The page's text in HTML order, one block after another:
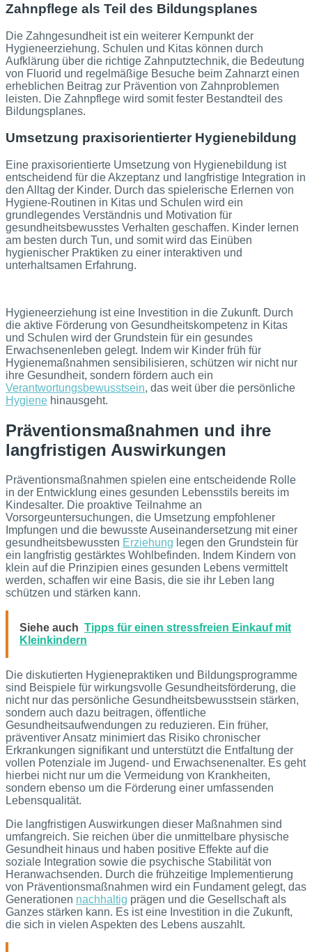
Zahnpflege als Teil des Bildungsplanes
Die Zahngesundheit ist ein weiterer Kernpunkt der
Hygieneerziehung. Schulen und Kitas können durch
Aufklärung über die richtige Zahnputztechnik, die Bedeutung
von Fluorid und regelmäßige Besuche beim Zahnarzt einen
erheblichen Beitrag zur Prävention von Zahnproblemen
leisten. Die Zahnpflege wird somit fester Bestandteil des
Bildungsplanes.
Umsetzung praxisorientierter Hygienebildung
Eine praxisorientierte Umsetzung von Hygienebildung ist
entscheidend für die Akzeptanz und langfristige Integration in
den Alltag der Kinder. Durch das spielerische Erlernen von
Hygiene-Routinen in Kitas und Schulen wird ein
grundlegendes Verständnis und Motivation für
gesundheitsbewusstes Verhalten geschaffen. Kinder lernen
am besten durch Tun, und somit wird das Einüben
hygienischer Praktiken zu einer interaktiven und
unterhaltsamen Erfahrung.
Hygieneerziehung ist eine Investition in die Zukunft. Durch
die aktive Förderung von Gesundheitskompetenz in Kitas
und Schulen wird der Grundstein für ein gesundes
Erwachsenenleben gelegt. Indem wir Kinder früh für
Hygienemaßnahmen sensibilisieren, schützen wir nicht nur
ihre Gesundheit, sondern fördern auch ein
Verantwortungsbewusstsein, das weit über die persönliche
Hygiene hinausgeht.
Präventionsmaßnahmen und ihre
langfristigen Auswirkungen
Präventionsmaßnahmen spielen eine entscheidende Rolle
in der Entwicklung eines gesunden Lebensstils bereits im
Kindesalter. Die proaktive Teilnahme an
Vorsorgeuntersuchungen, die Umsetzung empfohlener
Impfungen und die bewusste Auseinandersetzung mit einer
gesundheitsbewussten Erziehung legen den Grundstein für
ein langfristig gestärktes Wohlbefinden. Indem Kindern von
klein auf die Prinzipien eines gesunden Lebens vermittelt
werden, schaffen wir eine Basis, die sie ihr Leben lang
schützen und stärken kann.
Siehe auch Tipps für einen stressfreien Einkauf mit
Kleinkindern
Die diskutierten Hygienepraktiken und Bildungsprogramme
sind Beispiele für wirkungsvolle Gesundheitsförderung, die
nicht nur das persönliche Gesundheitsbewusstsein stärken,
sondern auch dazu beitragen, öffentliche
Gesundheitsaufwendungen zu reduzieren. Ein früher,
präventiver Ansatz minimiert das Risiko chronischer
Erkrankungen signifikant und unterstützt die Entfaltung der
vollen Potenziale im Jugend- und Erwachsenenalter. Es geht
hierbei nicht nur um die Vermeidung von Krankheiten,
sondern ebenso um die Förderung einer umfassenden
Lebensqualität.
Die langfristigen Auswirkungen dieser Maßnahmen sind
umfangreich. Sie reichen über die unmittelbare physische
Gesundheit hinaus und haben positive Effekte auf die
soziale Integration sowie die psychische Stabilität von
Heranwachsenden. Durch die frühzeitige Implementierung
von Präventionsmaßnahmen wird ein Fundament gelegt, das
Generationen nachhaltig prägen und die Gesellschaft als
Ganzes stärken kann. Es ist eine Investition in die Zukunft,
die sich in vielen Aspekten des Lebens auszahlt.